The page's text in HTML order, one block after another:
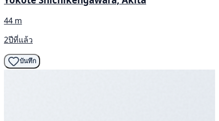
44 m
2ปีที่แล้ว
บันทึก